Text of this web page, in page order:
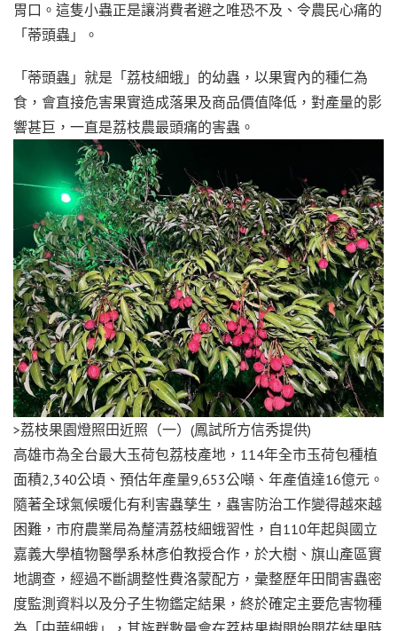
胃口。這隻小蟲正是讓消費者避之唯恐不及、令農民心痛的
「蒂頭蟲」。
「蒂頭蟲」就是「荔枝細蛾」的幼蟲，以果實內的種仁為
食，會直接危害果實造成落果及商品價值降低，對產量的影
響甚巨，一直是荔枝農最頭痛的害蟲。
>荔枝果園燈照田近照（一）(鳳試所方信秀提供)
高雄市為全台最大玉荷包荔枝產地，114年全市玉荷包種植
面積2,340公頃、預估年產量9,653公噸、年產值達16億元。
隨著全球氣候暖化有利害蟲孳生，蟲害防治工作變得越來越
困難，市府農業局為釐清荔枝細蛾習性，自110年起與國立
嘉義大學植物醫學系林彥伯教授合作，於大樹、旗山產區實
地調查，經過不斷調整性費洛蒙配方，彙整歷年田間害蟲密
度監測資料以及分子生物鑑定結果，終於確定主要危害物種